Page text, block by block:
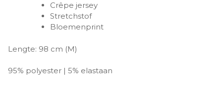
Crêpe jersey
Stretchstof
Bloemenprint
Lengte: 98 cm (M)
95% polyester | 5% elastaan